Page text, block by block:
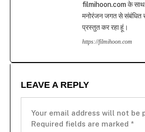
filmihoon.com के साथ
मनोरंजन जगत से संबंधित
प्रस्तुत कर रहा हूं।
https://filmihoon.com
LEAVE A REPLY
Your email address will not be
Required fields are marked *